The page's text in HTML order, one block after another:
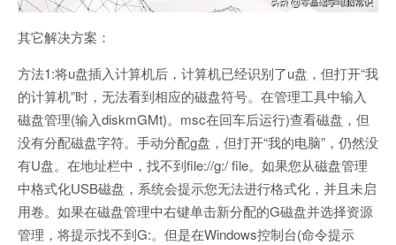
其它解决方案：
方法1:将u盘插入计算机后，计算机已经识别了u盘，但打开“我
的计算机”时，无法看到相应的磁盘符号。在管理工具中输入
磁盘管理(输入diskmGMt)。msc在回车后运行)查看磁盘，但
没有分配磁盘字符。手动分配g盘，但打开“我的电脑”，仍然没
有U盘。在地址栏中，找不到file://g:/ file。如果您从磁盘管理
中格式化USB磁盘，系统会提示您无法进行格式化，并且未启
用卷。如果在磁盘管理中右键单击新分配的G磁盘并选择资源
管理，将提示找不到G:。但是在Windows控制台(命令提示